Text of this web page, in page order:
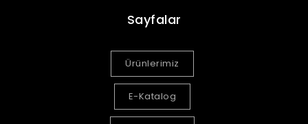
Sayfalar
Ürünlerimiz
E-Katalog